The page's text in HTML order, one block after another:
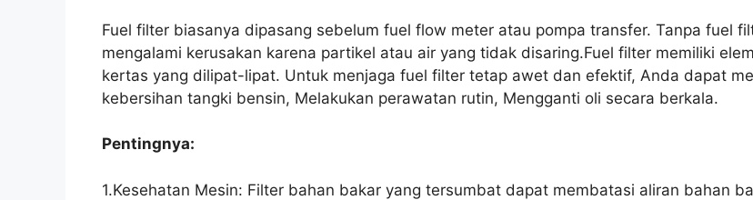
Fuel filter biasanya dipasang sebelum fuel flow meter atau pompa transfer. Tanpa fuel
mengalami kerusakan karena partikel atau air yang tidak disaring.Fuel filter memiliki
kertas yang dilipat-lipat. Untuk menjaga fuel filter tetap awet dan efektif, Anda dapat
kebersihan tangki bensin, Melakukan perawatan rutin, Mengganti oli secara berkala.
Pentingnya:
1.Kesehatan Mesin: Filter bahan bakar yang tersumbat dapat membatasi aliran bahan